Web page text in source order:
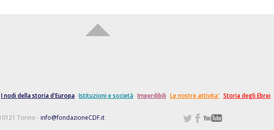
I nodi della storia d'Europa Istituzioni e società Imperdibili Le nostre attivita' Storia degli Ebrei
Torino - info@fondazioneCDF.it